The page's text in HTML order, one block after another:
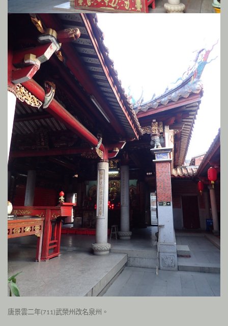
唐景雲二年(711)武榮州改名泉州 。